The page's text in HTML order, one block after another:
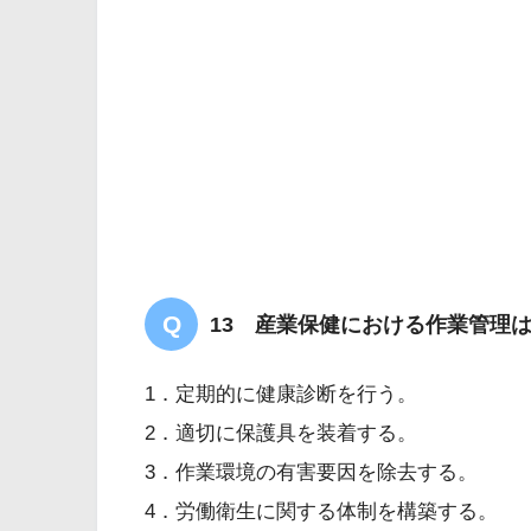
13 産業保健における作業管理は
1．定期的に健康診断を行う。
2．適切に保護具を装着する。
3．作業環境の有害要因を除去する。
4．労働衛生に関する体制を構築する。